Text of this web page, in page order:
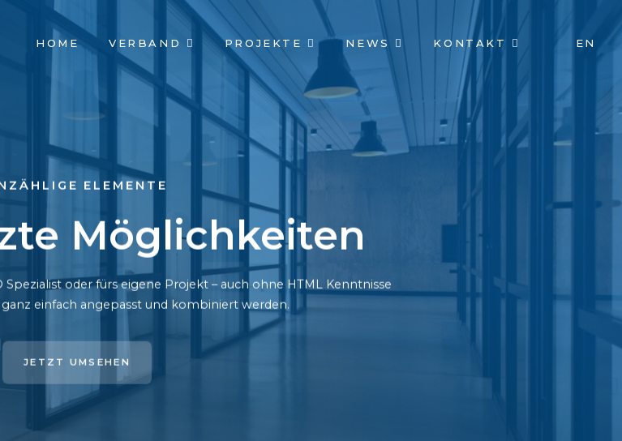
NAVIGATION
ÜBERSPRINGEN
HOME VERBAND PROJEKTE NEWS KONTAKT EN
ELEMENTE
Möglichkeiten
oder fürs eigene Projekt – auch ohne HTML Kenntnisse
einfach angepasst und kombiniert werden.
JETZT UMSEHEN